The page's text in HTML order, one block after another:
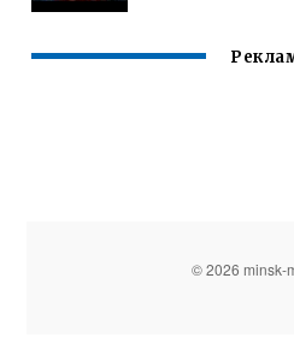
© 2026 minsk-